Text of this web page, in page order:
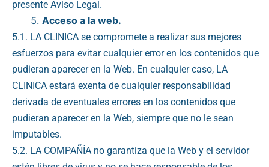
presente Aviso Legal.
Acceso a la web.
5.1. LA CLINICA se compromete a realizar sus mejores
esfuerzos para evitar cualquier error en los contenidos que
pudieran aparecer en la Web. En cualquier caso, LA
CLINICA estará exenta de cualquier responsabilidad
derivada de eventuales errores en los contenidos que
pudieran aparecer en la Web, siempre que no le sean
imputables.
5.2. LA COMPAÑÍA no garantiza que la Web y el servidor